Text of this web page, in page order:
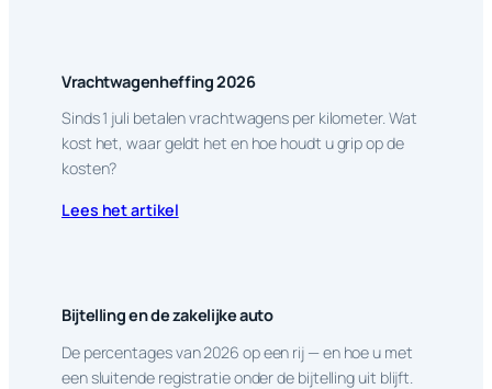
Vrachtwagenheffing 2026
Sinds 1 juli betalen vrachtwagens per kilometer. Wat
kost het, waar geldt het en hoe houdt u grip op de
kosten?
Lees het artikel
Bijtelling en de zakelijke auto
De percentages van 2026 op een rij — en hoe u met
een sluitende registratie onder de bijtelling uit blijft.